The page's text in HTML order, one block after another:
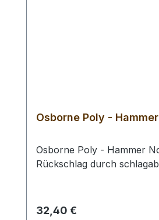
Osborne Poly -
Osborne Poly - Hammer
Rückschlag durch
Regulärer Preis:
32,40 €